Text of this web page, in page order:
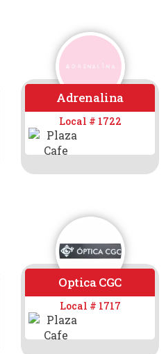
Adrenalina
Local # 1722
Optica CGC
Local # 1717